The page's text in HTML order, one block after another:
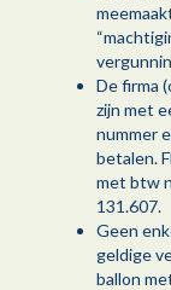
De firma
zijn met
nummer
betalen.
met btw
131.607.
Geen
geldige
ballon